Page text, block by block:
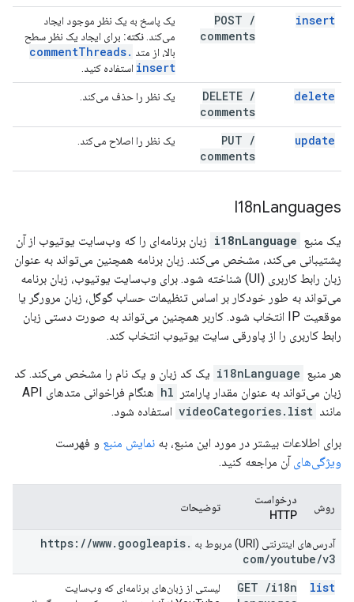
insert
POST /
comments
یک پاسخ به یک نظر موجود ایجاد
می‌کند. نکته: برای ایجاد یک نظر سطح
بالا، از متد
commentThreads.
insert استفاده کنید.
delete
DELETE /
comments
یک نظر را حذف می‌کند.
update
PUT /
comments
یک نظر را اصلاح می‌کند.
I18nLanguages
یک منبع i18nLanguage زبان برنامه‌ای را که وب‌سایت یوتیوب از آن
پشتیبانی می‌کند، مشخص می‌کند. زبان برنامه همچنین می‌تواند به عنوان
زبان رابط کاربری (UI) شناخته شود. برای وب‌سایت یوتیوب، زبان برنامه
می‌تواند به طور خودکار بر اساس تنظیمات حساب گوگل، زبان مرورگر یا
موقعیت IP انتخاب شود. کاربر همچنین می‌تواند به صورت دستی زبان
رابط کاربری را از پاورقی سایت یوتیوب انتخاب کند.
هر منبع i18nLanguage یک کد زبان و یک نام را مشخص می‌کند. کد
زبان می‌تواند به عنوان مقدار پارامتر
hl
هنگام فراخوانی متدهای API
مانند videoCategories.list استفاده شود.
برای اطلاعات بیشتر در مورد این منبع، به نمایش منبع و فهرست
ویژگی‌های آن مراجعه کنید.
روش
درخواست
HTTP
توضیحات
آدرس‌های اینترنتی (URI) مربوط به https: //www. googleapis.
com/youtube/v3
list
GET /i18n
لیستی از زبان‌های برنامه‌ای که وب‌سایت